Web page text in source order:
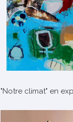
"Notre climat" en